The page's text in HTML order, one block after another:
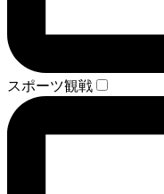
スポーツ観戦